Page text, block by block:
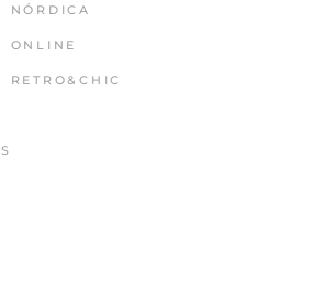
NÓRDICA
ONLINE
RETRO&CHIC